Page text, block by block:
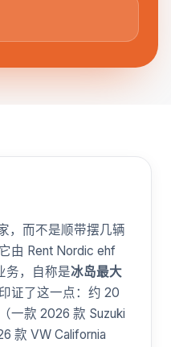
，而不是顺带摆几辆
由 Rent Nordic ehf
务，自称是冰岛最大
证了这一点：约 20
一款 2026 款 Suzuki
款 VW California